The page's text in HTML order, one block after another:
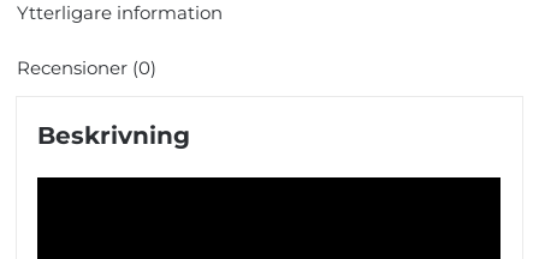
Ytterligare information
Recensioner (0)
Beskrivning